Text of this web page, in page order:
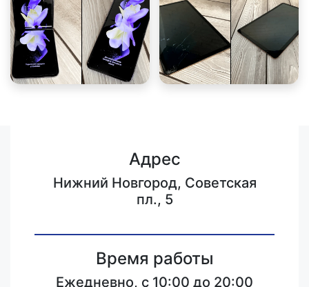
Адрес
Нижний Новгород, Советская
пл., 5
Время работы
Ежедневно, с 10:00 до 20:00